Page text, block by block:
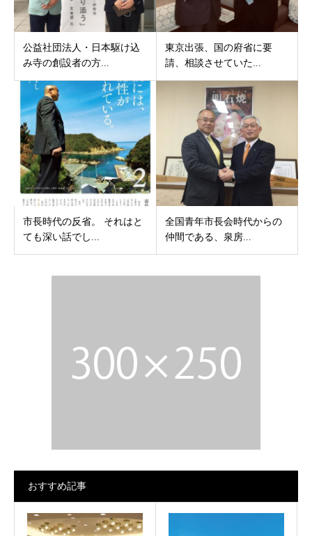
公益社団法人・日本駆け込
み寺の創設者の方...
東京出張、国の府省に要
請、相談させていた...
市長時代の反省。 それはと
ても深い話でし...
全国青年市長会時代からの
仲間である、泉房...
おすすめ記事